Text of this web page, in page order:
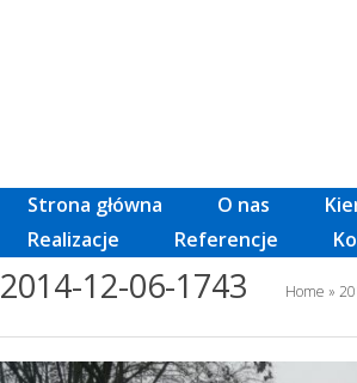
Strona główna O nas
Realizacje
Referencje
2014-12-06-1743 Home »